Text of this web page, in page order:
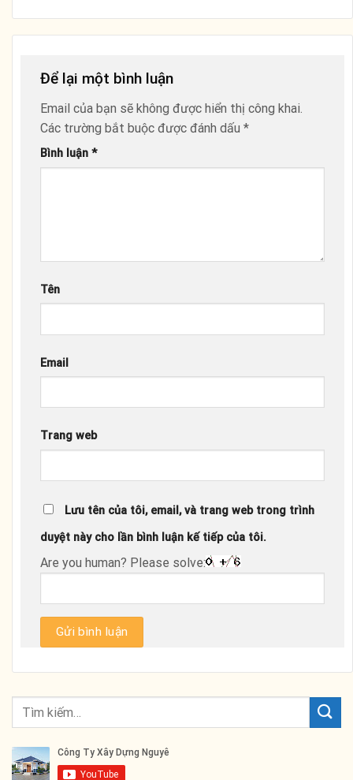
Để lại một bình luận
Email của bạn sẽ không được hiển thị công khai.
Các trường bắt buộc được đánh dấu *
Bình luận *
Tên
Email
Trang web
Lưu tên của tôi, email, và trang web trong trình
duyệt này cho lần bình luận kế tiếp của tôi.
Are you human? Please solve: